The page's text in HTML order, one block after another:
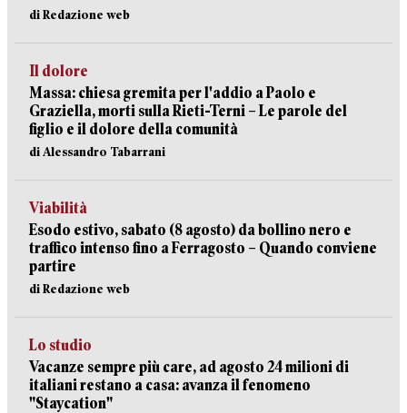
di Redazione web
Il dolore
Massa: chiesa gremita per l'addio a Paolo e
Graziella, morti sulla Rieti-Terni – Le parole del
figlio e il dolore della comunità
di Alessandro Tabarrani
Viabilità
Esodo estivo, sabato (8 agosto) da bollino nero e
traffico intenso fino a Ferragosto – Quando conviene
partire
di Redazione web
Lo studio
Vacanze sempre più care, ad agosto 24 milioni di
italiani restano a casa: avanza il fenomeno
"Staycation"